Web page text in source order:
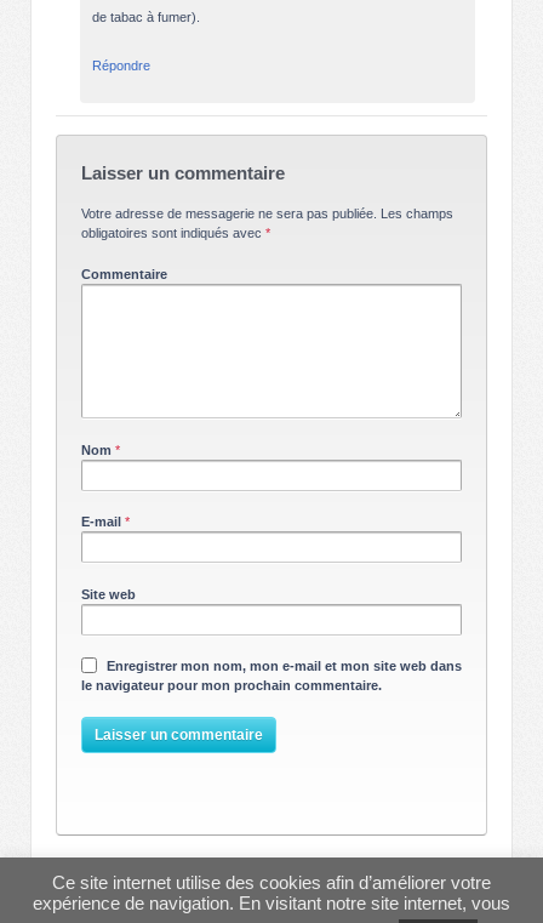
de tabac à fumer).
Répondre
Laisser un commentaire
Votre adresse de messagerie ne sera pas publiée.
Les champs
obligatoires sont indiqués avec *
Commentaire
Nom *
E-mail *
Site web
Enregistrer mon nom, mon e-mail et mon site web dans
le navigateur pour mon prochain commentaire.
© 2013-2026 AIDUCE ↑
Ce site internet utilise des cookies afin d’améliorer votre
expérience de navigation. En visitant notre site internet, vous